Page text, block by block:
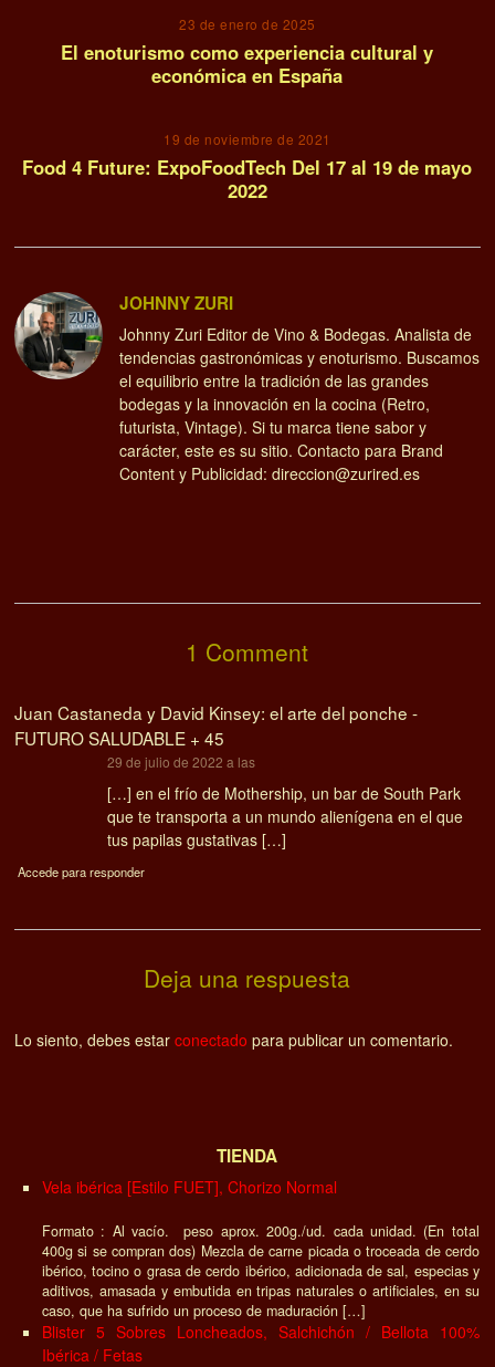
23 de enero de 2025
El enoturismo como experiencia cultural y
económica en España
19 de noviembre de 2021
Food 4 Future: ExpoFoodTech Del 17 al 19 de mayo
2022
JOHNNY ZURI
Johnny Zuri Editor de Vino & Bodegas. Analista de
tendencias gastronómicas y enoturismo. Buscamos
el equilibrio entre la tradición de las grandes
bodegas y la innovación en la cocina (Retro,
futurista, Vintage). Si tu marca tiene sabor y
carácter, este es su sitio. Contacto para Brand
Content y Publicidad: direccion@zurired.es
1 Comment
Juan Castaneda y David Kinsey: el arte del ponche -
FUTURO SALUDABLE + 45
29 de julio de 2022 a las
[…] en el frío de Mothership, un bar de South Park
que te transporta a un mundo alienígena en el que
tus papilas gustativas […]
Accede para responder
Deja una respuesta
Lo siento, debes estarconectado para publicar un comentario.
TIENDA
Vela ibérica [Estilo FUET], Chorizo Normal
Formato : Al vacío. peso aprox. 200g./ud. cada unidad. (En total
400g si se compran dos) Mezcla de carne picada o troceada de cerdo
ibérico, tocino o grasa de cerdo ibérico, adicionada de sal, especias y
aditivos, amasada y embutida en tripas naturales o artificiales, en su
caso, que ha sufrido un proceso de maduración […]
Blister 5 Sobres Loncheados, Salchichón / Bellota 100%
Ibérica / Fetas